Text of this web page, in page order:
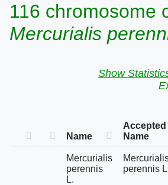
116 chromosome
Mercurialis
Show
Name
Accepted
Name
Mercurialis
perennis
L.
perennis